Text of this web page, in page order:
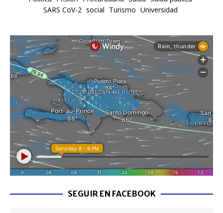
SARS CoV-2 social Turismo Universidad
SEGUIR EN FACEBOOK